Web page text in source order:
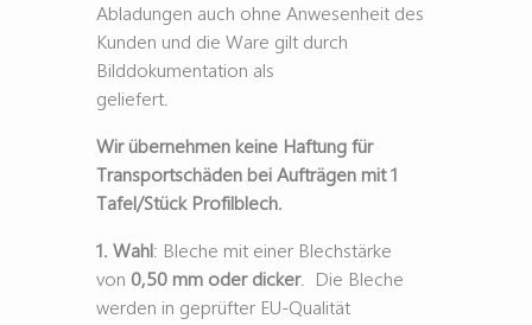
Abladungen auch ohne Anwesenheit des
Kunden und die Ware gilt durch
Bilddokumentation als
geliefert.
Wir übernehmen keine Haftung für
Transportschäden bei Aufträgen mit 1
Tafel/Stück Profilblech.
1. Wahl: Bleche mit einer Blechstärke
von 0,50 mm oder dicker. Die Bleche
werden in geprüfter EU-Qualität